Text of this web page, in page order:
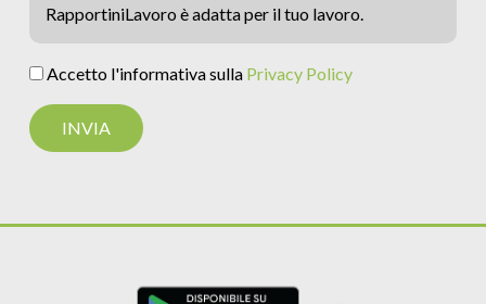
RapportiniLavoro è adatta per il tuo lavoro.
Accetto l'informativa sulla Privacy Policy